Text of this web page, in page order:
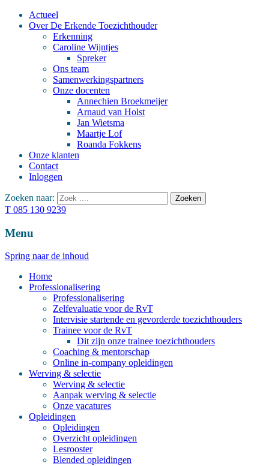
Actueel
Over De Erkende Toezichthouder
Erkenning
Caroline Wijntjes
Spreker
Ons team
Samenwerkingspartners
Onze docenten
Annechien Broekmeijer
Arnaud van Holst
Jan Wietsma
Maartje Lof
Roanda Fokkens
Onze klanten
Contact
Inloggen
Zoeken naar:
T 085 130 9239
Menu
Spring naar de inhoud
Home
Professionalisering
Professionalisering
Zelfevaluatie voor de RvT
Intervisie startende en gevorderde toezichthouders
Trainee voor de RvT
Dit zijn onze trainee toezichthouders
Coaching & mentorschap
Online in-company opleidingen
Werving & selectie
Werving & selectie
Aanpak werving & selectie
Onze vacatures
Opleidingen
Opleidingen
Overzicht opleidingen
Lesrooster
Blended opleidingen